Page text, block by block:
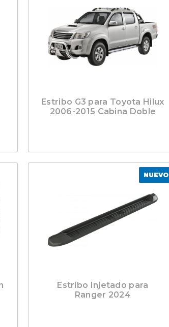
Estribo G3 para Toyota Hilux
2006-2015 Cabina Doble
NUEVO
Estribo Injetado para
Ranger 2024